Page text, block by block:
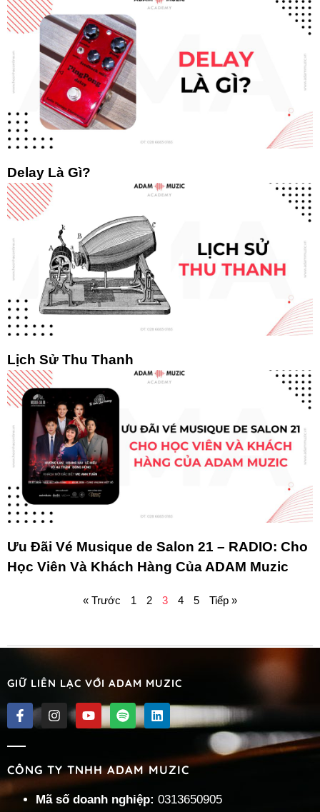
Delay Là Gì?
Lịch Sử Thu Thanh
Ưu Đãi Vé Musique de Salon 21 – RADIO: Cho
Học Viên Và Khách Hàng Của ADAM Muzic
« Trước 1 2 3 4 5 Tiếp »
GIỮ LIÊN LẠC VỚI ADAM MUZIC
CÔNG TY TNHH ADAM MUZIC
Mã số doanh nghiệp: 0313650905